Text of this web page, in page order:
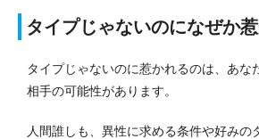
タイプじゃないのになぜか
タイプじゃないのに惹かれるのは、あな
相手の可能性があります。
人間誰しも、異性に求める条件や好みの